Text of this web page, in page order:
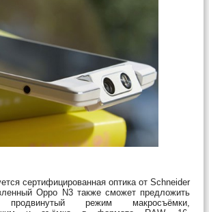
сертифицированная оптика от Schneider
Oppo N3 также сможет предложить
продвинутый режим макросъёмки,